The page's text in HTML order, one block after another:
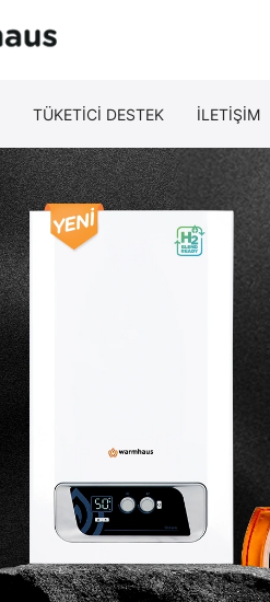
TÜKETİCİ DESTEK İLETİŞİM